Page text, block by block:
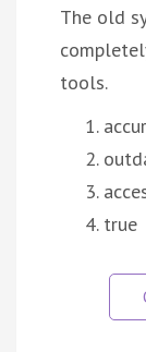
The old
tools.
true